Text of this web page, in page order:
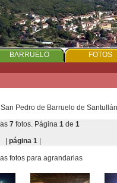
BARRUELO FOTOS
Pedro de Barruelo de Santullán
7 fotos. Página 1 de 1
página 1
fotos para agrandarlas